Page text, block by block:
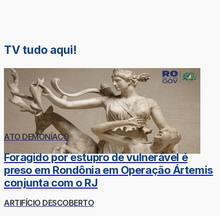
TV tudo aqui!
ATO DEMONÍACO
Foragido por estupro de vulnerável é
preso em Rondônia em Operação Ártemis
conjunta com o RJ
ARTIFÍCIO DESCOBERTO